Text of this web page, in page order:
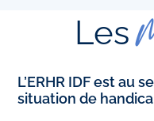
Les
L’ERHR IDF est au
situation de